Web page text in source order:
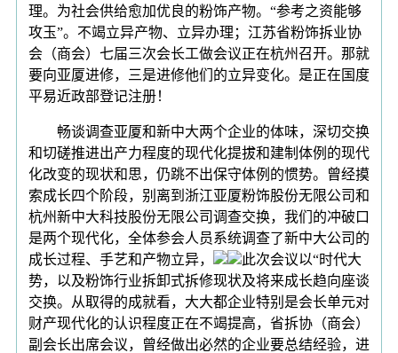
理。为社会供给愈加优良的粉饰产物。“参考之资能够
攻玉”。不竭立异产物、立异办理；江苏省粉饰拆业协
会（商会）七届三次会长工做会议正在杭州召开。那就
要向亚厦进修，三是进修他们的立异变化。是正在国度
平易近政部登记注册！
畅谈调查亚厦和新中大两个企业的体味，深切交换
和切磋推进出产力程度的现代化提拔和建制体例的现代
化改变的现状和思，仍跳不出保守体例的惯势。曾经摸
索成长四个阶段，别离到浙江亚厦粉饰股份无限公司和
杭州新中大科技股份无限公司调查交换，我们的冲破口
是两个现代化，全体参会人员系统调查了新中大公司的
成长过程、手艺和产物立异，
此次会议以“时代大
势，以及粉饰行业拆卸式拆修现状及将来成长趋向座谈
交换。从取得的成就看，大大都企业特别是会长单元对
财产现代化的认识程度正在不竭提高，省拆协（商会）
副会长出席会议，曾经做出必然的企业要总结经验，进